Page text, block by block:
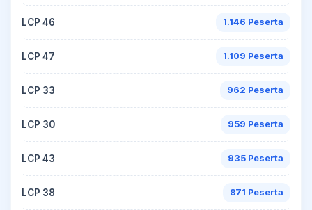
LCP 46 1.146 Peserta
LCP 47 1.109 Peserta
LCP 33 962 Peserta
LCP 30 959 Peserta
LCP 43 935 Peserta
LCP 38 871 Peserta